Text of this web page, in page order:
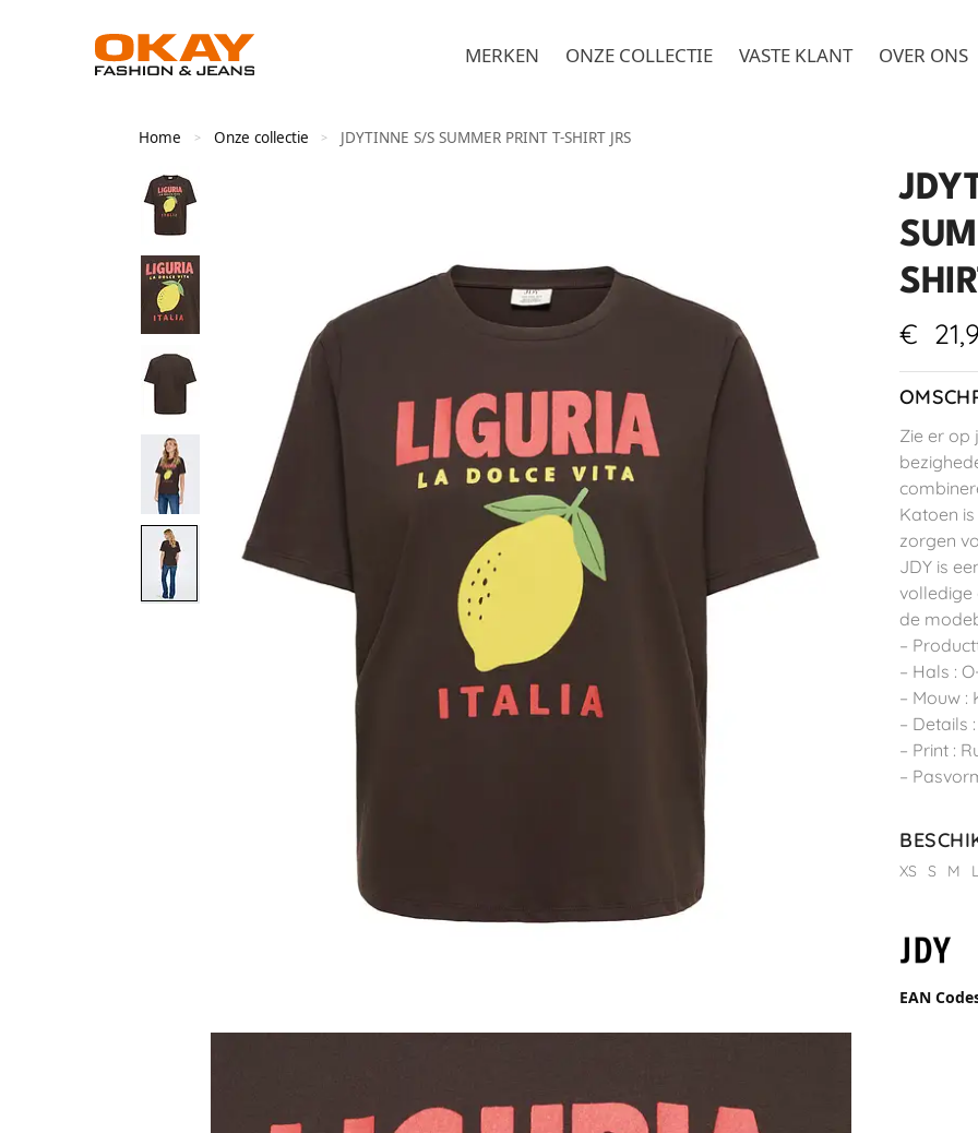
MERKEN ONZE COLLECTIE VASTE KLANT OVER ONS
Home > Onze collectie > JDYTINNE S/S SUMMER PRINT T-SHIRT JRS
€
Zie er op
Katoen
zorgen
JDY is
volledige
de
–
– Hals :
– Mouw :
– Details
– Print :
–
XS S M
EAN